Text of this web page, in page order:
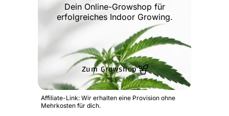
Dein Online-Growshop für
erfolgreiches Indoor Growing.
Zum Growshop
Affiliate-Link: Wir erhalten eine Provision ohne
Mehrkosten für dich.